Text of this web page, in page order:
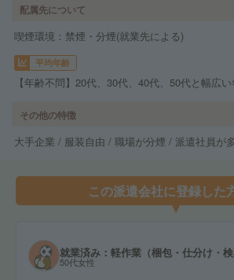
配属先について
喫煙環境：禁煙・分煙(就業先による)
平均年齢
【年齢不問】20代、30代、40代、50代と幅広
その他の特徴
大手企業 / 服装自由 / 職場が分煙 / 派遣社員が
この派遣会社に登録した
就業済み：軽作業（梱包・仕分け・検
50代女性